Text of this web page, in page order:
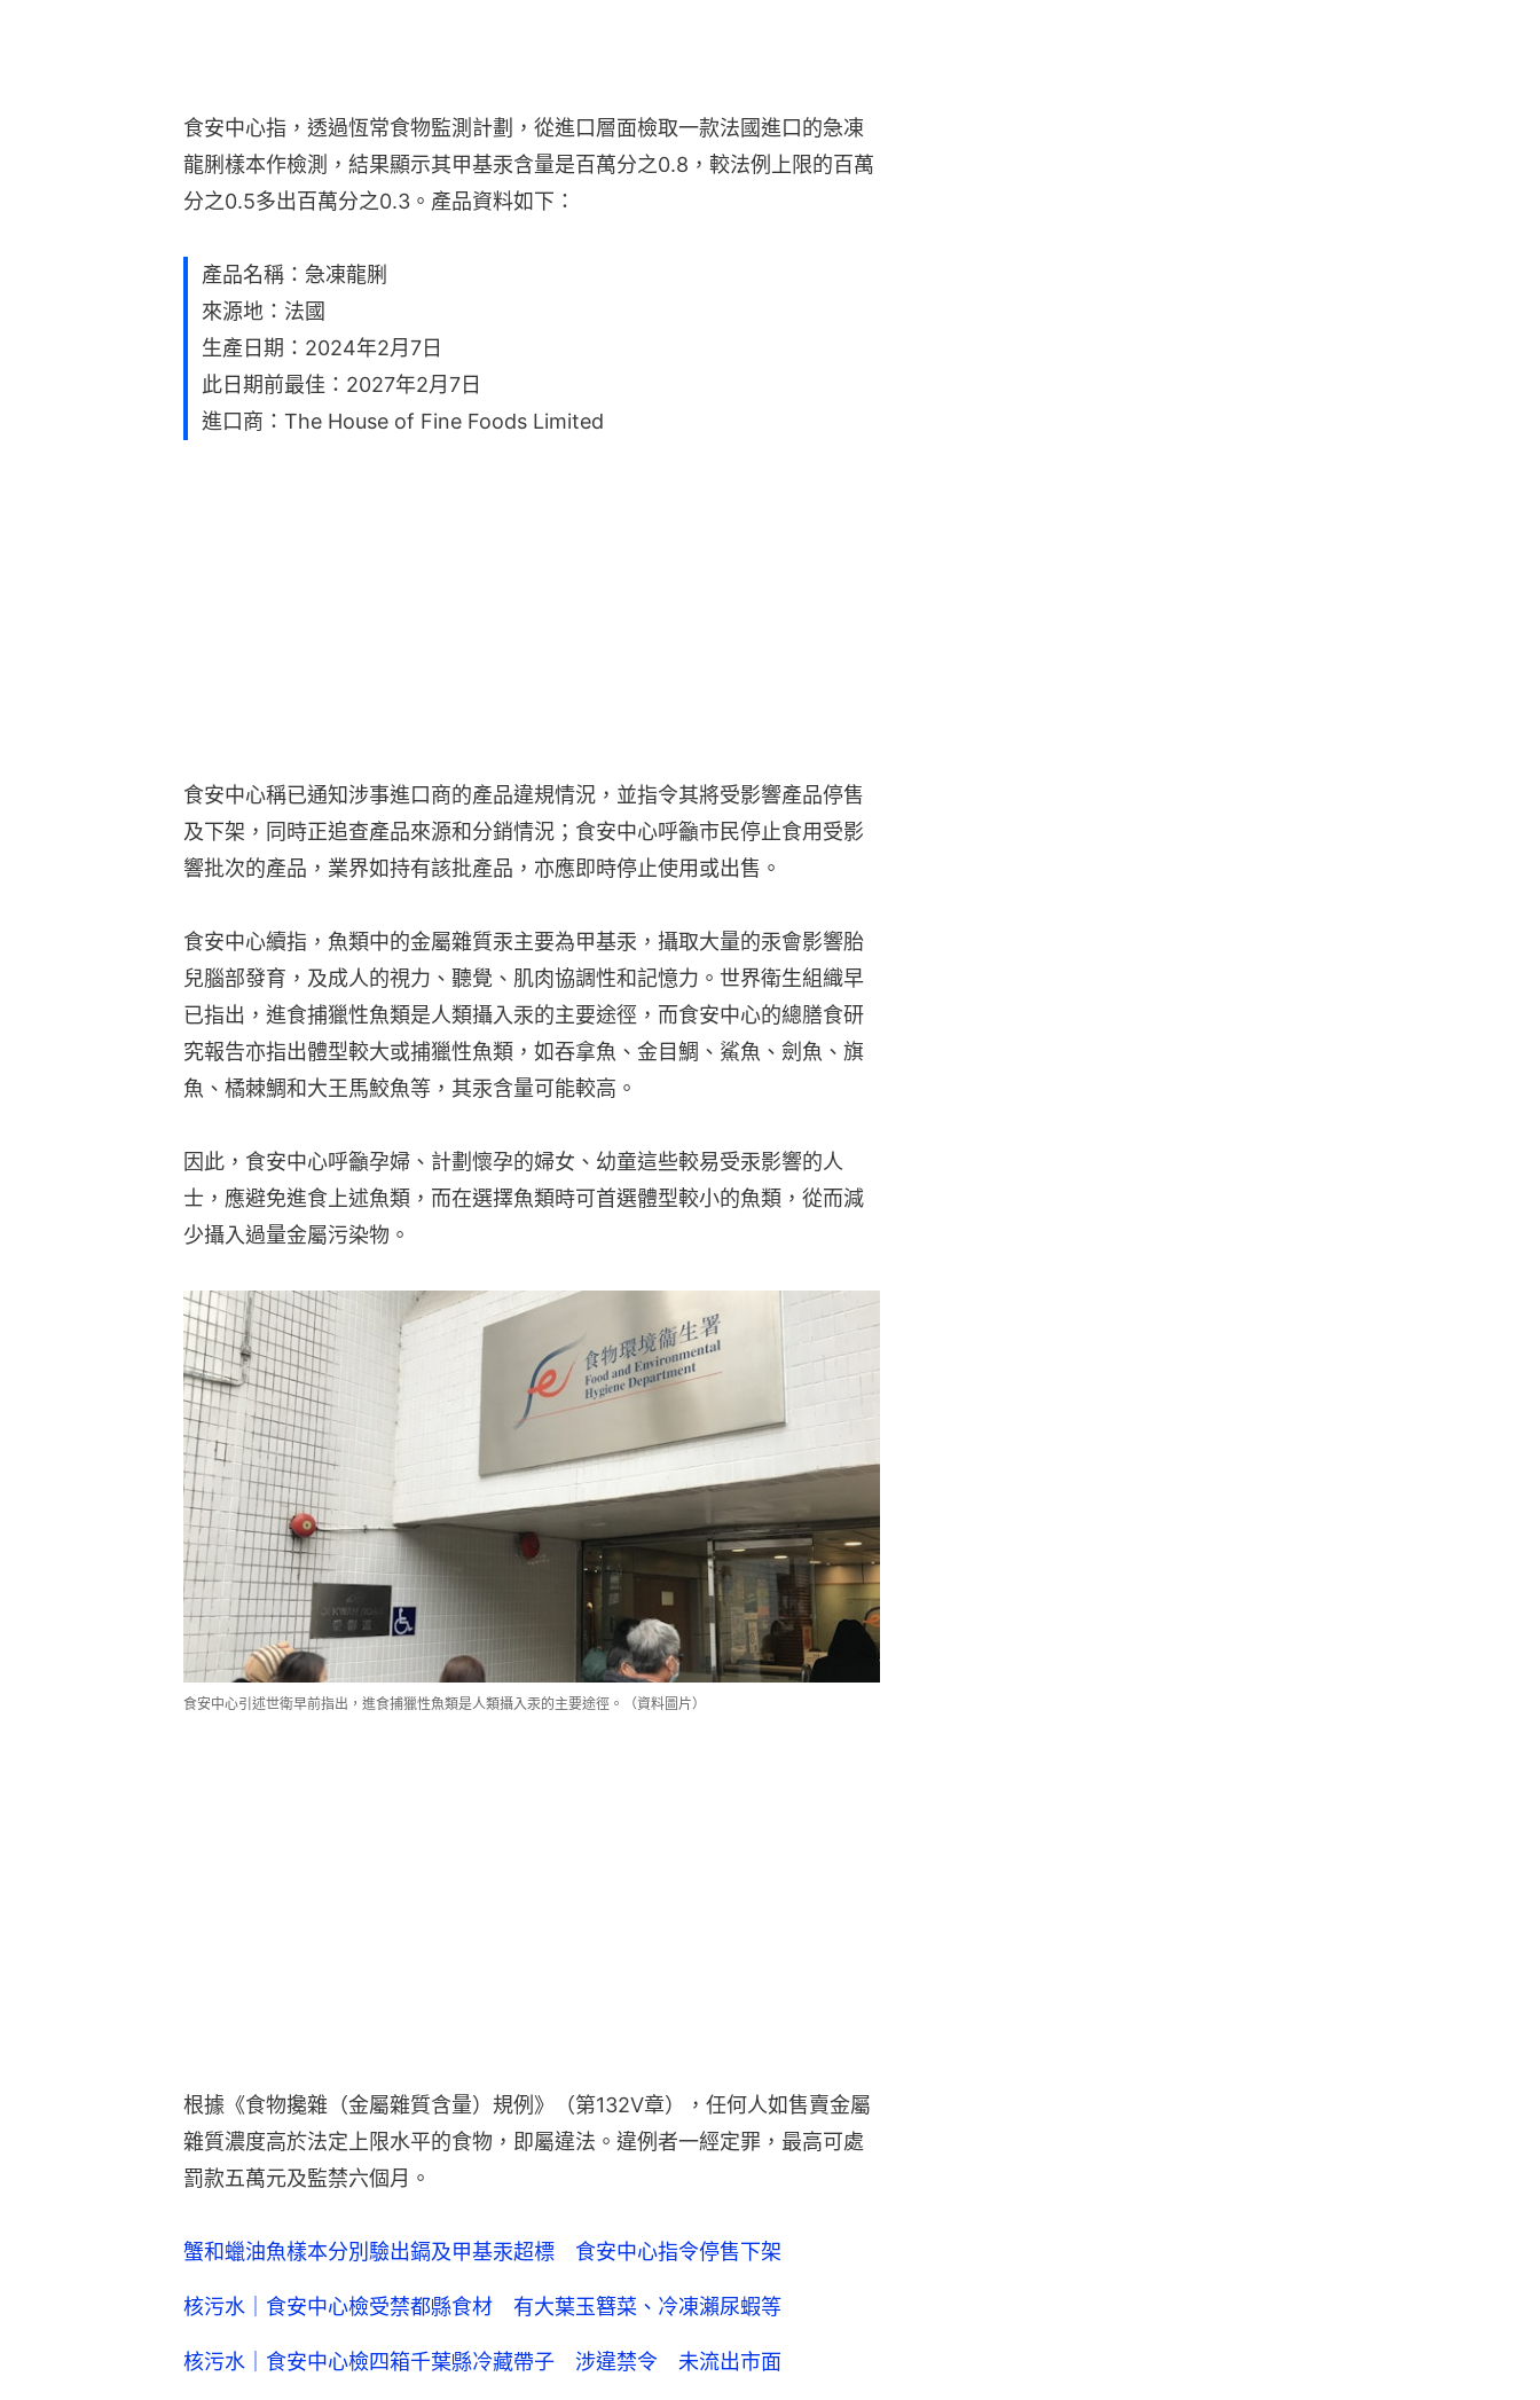
食安中心指，透過恆常食物監測計劃，從進口層面檢取一款法國進口的急凍
龍脷樣本作檢測，結果顯示其甲基汞含量是百萬分之0.8，較法例上限的百萬
分之0.5多出百萬分之0.3。產品資料如下：
產品名稱：急凍龍脷
來源地：法國
生產日期：2024年2月7日
此日期前最佳：2027年2月7日
進口商：The House of Fine Foods Limited
食安中心稱已通知涉事進口商的產品違規情況，並指令其將受影響產品停售
及下架，同時正追查產品來源和分銷情況；食安中心呼籲市民停止食用受影
響批次的產品，業界如持有該批產品，亦應即時停止使用或出售。
食安中心續指，魚類中的金屬雜質汞主要為甲基汞，攝取大量的汞會影響胎
兒腦部發育，及成人的視力、聽覺、肌肉協調性和記憶力。世界衛生組織早
已指出，進食捕獵性魚類是人類攝入汞的主要途徑，而食安中心的總膳食研
究報告亦指出體型較大或捕獵性魚類，如吞拿魚、金目鯛、鯊魚、劍魚、旗
魚、橘棘鯛和大王馬鮫魚等，其汞含量可能較高。
因此，食安中心呼籲孕婦、計劃懷孕的婦女、幼童這些較易受汞影響的人
士，應避免進食上述魚類，而在選擇魚類時可首選體型較小的魚類，從而減
少攝入過量金屬污染物。
食安中心引述世衛早前指出，進食捕獵性魚類是人類攝入汞的主要途徑。（資料圖片）
根據《食物攙雜（金屬雜質含量）規例》（第132V章），任何人如售賣金屬
雜質濃度高於法定上限水平的食物，即屬違法。違例者一經定罪，最高可處
罰款五萬元及監禁六個月。
蟹和蠟油魚樣本分別驗出鎘及甲基汞超標 食安中心指令停售下架
核污水｜食安中心檢受禁都縣食材 有大葉玉簪菜、冷凍瀨尿蝦等
核污水｜食安中心檢四箱千葉縣冷藏帶子 涉違禁令 未流出市面